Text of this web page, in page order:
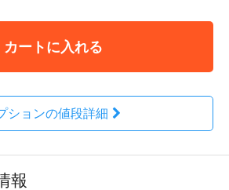
カートに入れる
ションの値段詳細
報